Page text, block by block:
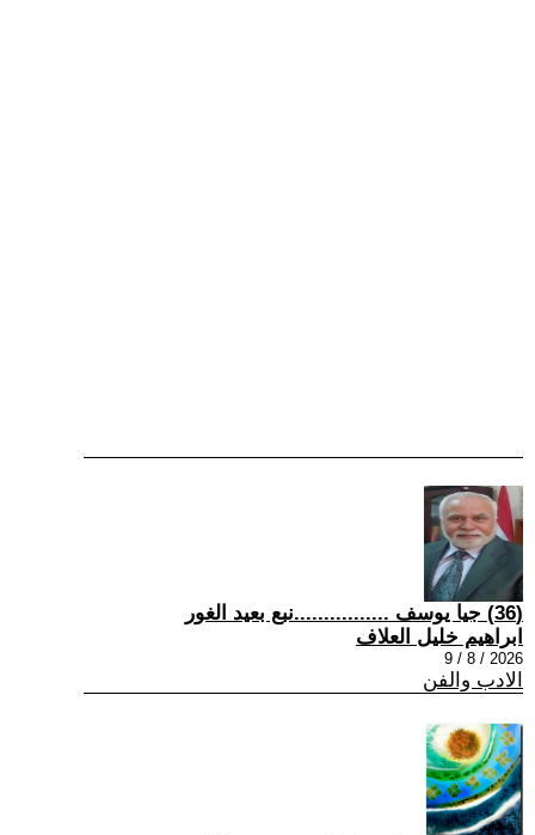
(36) جيا يوسف ................نبع بعيد الغور
ابراهيم خليل العلاف
2026 / 8 / 9
الادب والفن